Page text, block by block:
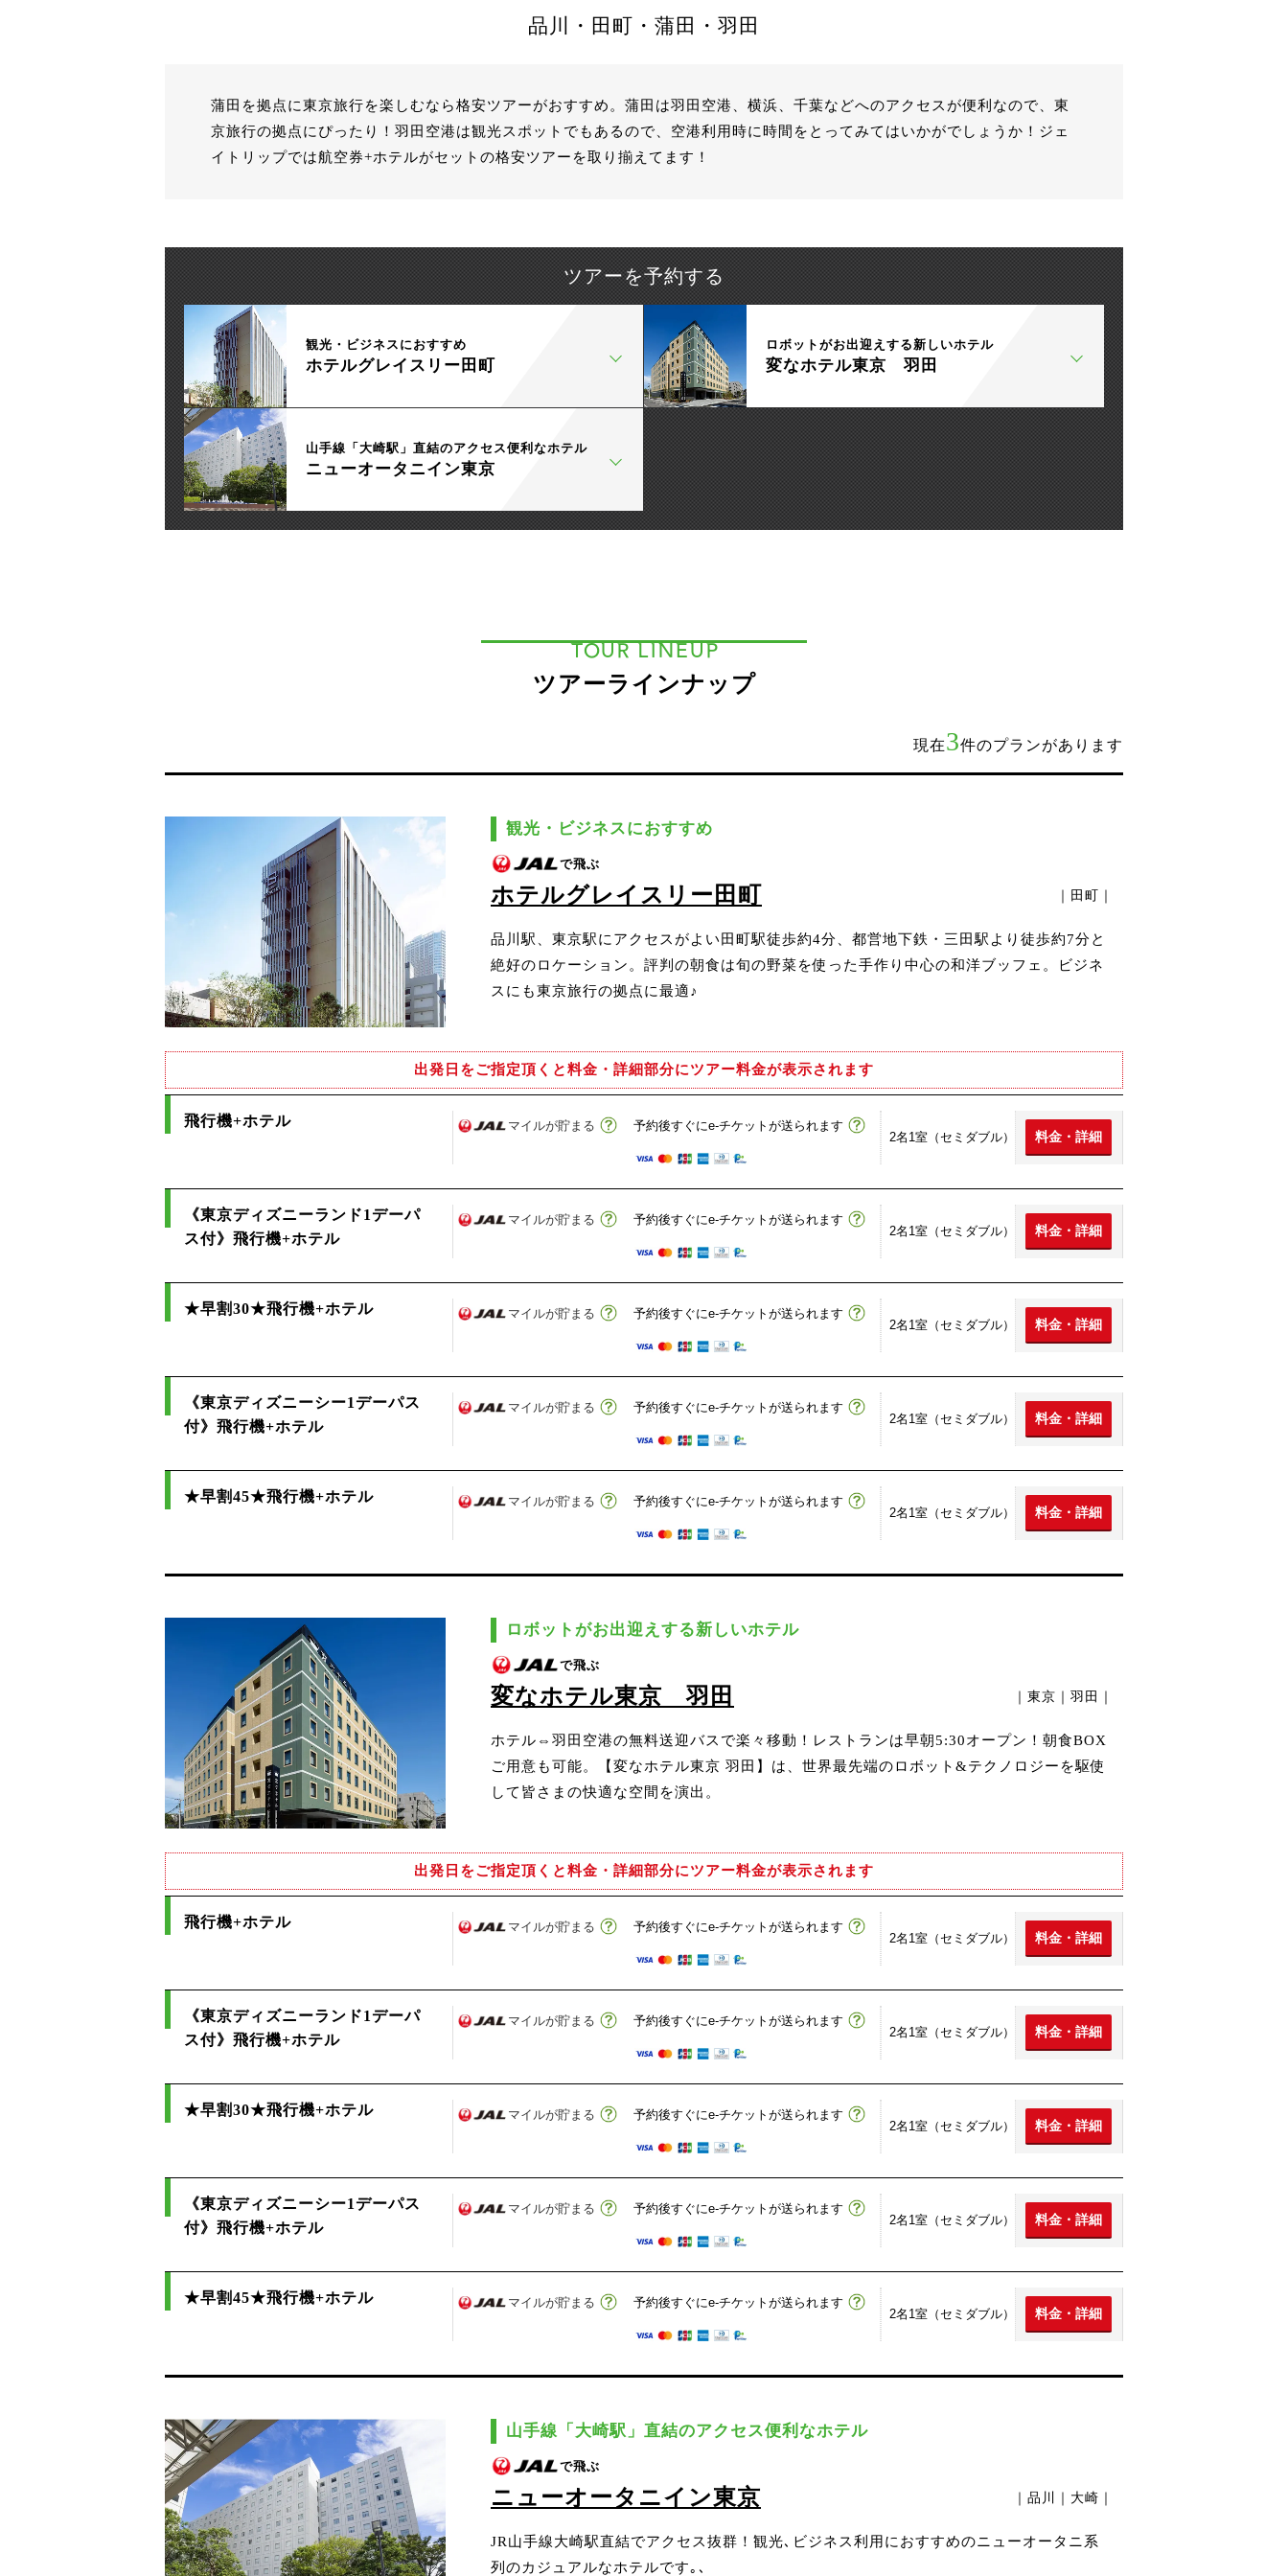
品川・田町・蒲田・羽田
蒲田を拠点に東京旅行を楽しむなら格安ツアーがおすすめ。蒲田は羽田空港、横浜、千葉などへのアクセスが便利なので、東
京旅行の拠点にぴったり！羽田空港は観光スポットでもあるので、空港利用時に時間をとってみてはいかがでしょうか！ジェ
イトリップでは航空券+ホテルがセットの格安ツアーを取り揃えてます！
ツアーを予約する
観光・ビジネスにおすすめ
ホテルグレイスリー田町
ロボットがお出迎えする新しいホテル
変なホテル東京 羽田
山手線「大崎駅」直結のアクセス便利なホテル
ニューオータニイン東京
TOUR LINEUP
ツアーラインナップ
現在3件のプランがあります
観光・ビジネスにおすすめ
で飛ぶ
ホテルグレイスリー田町 ｜田町｜
品川駅、東京駅にアクセスがよい田町駅徒歩約4分、都営地下鉄・三田駅より徒歩約7分と
絶好のロケーション。評判の朝食は旬の野菜を使った手作り中心の和洋ブッフェ。ビジネ
スにも東京旅行の拠点に最適♪
出発日をご指定頂くと料金・詳細部分にツアー料金が表示されます
飛行機+ホテル マイルが貯まる
予約後すぐにe-チケットが送られます
2名1室（セミダブル）
料金・詳細
《東京ディズニーランド1デーパ
ス付》飛行機+ホテル
マイルが貯まる
予約後すぐにe-チケットが送られます
2名1室（セミダブル）
料金・詳細
★早割30★飛行機+ホテル マイルが貯まる
予約後すぐにe-チケットが送られます
2名1室（セミダブル）
料金・詳細
《東京ディズニーシー1デーパス
付》飛行機+ホテル
マイルが貯まる
予約後すぐにe-チケットが送られます
2名1室（セミダブル）
料金・詳細
★早割45★飛行機+ホテル マイルが貯まる
予約後すぐにe-チケットが送られます
2名1室（セミダブル）
料金・詳細
ロボットがお出迎えする新しいホテル
で飛ぶ
変なホテル東京 羽田 ｜東京｜羽田｜
ホテル⇔羽田空港の無料送迎バスで楽々移動！レストランは早朝5:30オープン！朝食BOX
ご用意も可能。【変なホテル東京 羽田】は、世界最先端のロボット&テクノロジーを駆使
して皆さまの快適な空間を演出。
出発日をご指定頂くと料金・詳細部分にツアー料金が表示されます
飛行機+ホテル マイルが貯まる
予約後すぐにe-チケットが送られます
2名1室（セミダブル）
料金・詳細
《東京ディズニーランド1デーパ
ス付》飛行機+ホテル
マイルが貯まる
予約後すぐにe-チケットが送られます
2名1室（セミダブル）
料金・詳細
★早割30★飛行機+ホテル マイルが貯まる
予約後すぐにe-チケットが送られます
2名1室（セミダブル）
料金・詳細
《東京ディズニーシー1デーパス
付》飛行機+ホテル
マイルが貯まる
予約後すぐにe-チケットが送られます
2名1室（セミダブル）
料金・詳細
★早割45★飛行機+ホテル マイルが貯まる
予約後すぐにe-チケットが送られます
2名1室（セミダブル）
料金・詳細
山手線「大崎駅」直結のアクセス便利なホテル
で飛ぶ
ニューオータニイン東京 ｜品川｜大崎｜
JR山手線大崎駅直結でアクセス抜群！観光､ビジネス利用におすすめのニューオータニ系
列のカジュアルなホテルです｡､